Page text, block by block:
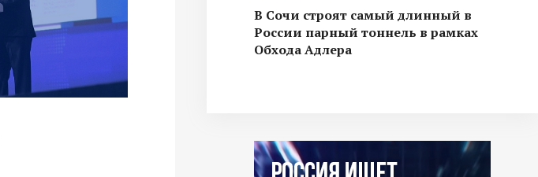
В Сочи строят самый длинный в
России парный тоннель в рамках
Обхода Адлера